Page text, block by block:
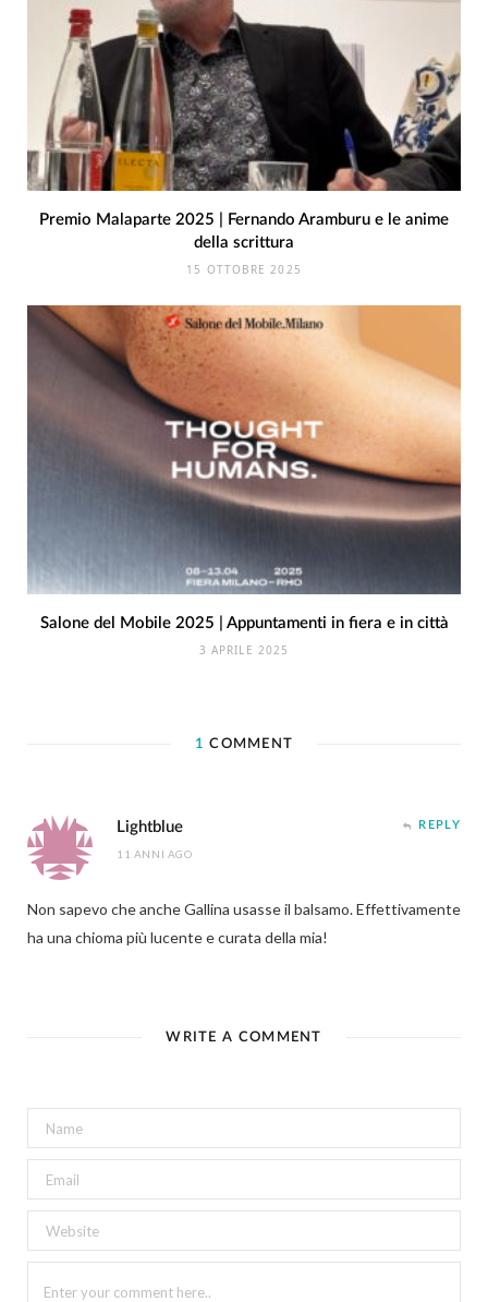
Premio Malaparte 2025 | Fernando Aramburu e le anime
della scrittura
15 OTTOBRE 2025
Salone del Mobile 2025 | Appuntamenti in fiera e in città
3 APRILE 2025
1 COMMENT
Lightblue
11 ANNI AGO
REPLY
Non sapevo che anche Gallina usasse il balsamo. Effettivamente
ha una chioma più lucente e curata della mia!
WRITE A COMMENT